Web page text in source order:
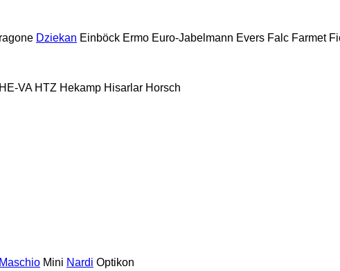
Dziekan Einböck Ermo Euro-Jabelmann Evers Falc Farmet
HE-VA HTZ Hekamp Hisarlar Horsch
Maschio Mini Nardi Optikon